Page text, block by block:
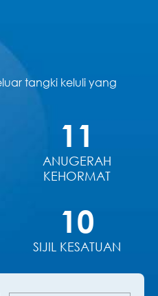
tangki keluli yang
11
ANUGERAH
KEHORMAT
10
SIJIL KESATUAN